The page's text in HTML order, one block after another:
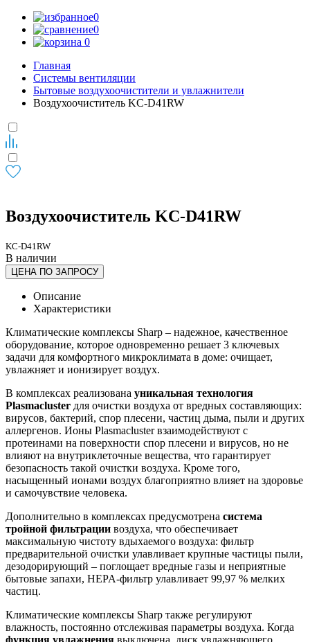
0
0
0
Главная
Системы вентиляции
Бытовые воздухоочистители и увлажнители
Воздухоочиститель KC-D41RW
Воздухоочиститель KC-D41RW
KC-D41RW
В наличии
ЦЕНА ПО ЗАПРОСУ
Описание
Характеристики
Климатические комплексы Sharp – надежное, качественное
оборудование, которое одновременно решает 3 ключевых
задачи для комфортного микроклимата в доме: очищает,
увлажняет и ионизирует воздух.
В комплексах реализована уникальная технология
Plasmacluster для очистки воздуха от вредных составляющих:
вирусов, бактерий, спор плесени, частиц дыма, пыли и других
аллергенов. Ионы Plasmacluster взаимодействуют с
протеинами на поверхности спор плесени и вирусов, но не
влияют на внутриклеточные вещества, что гарантирует
безопасность такой очистки воздуха. Кроме того,
насыщенный ионами воздух благоприятно влияет на здоровье
и самочувствие человека.
Дополнительно в комплексах предусмотрена система
тройной фильтрации воздуха, что обеспечивает
максимальную чистоту вдыхаемого воздуха: фильтр
предварительной очистки улавливает крупные частицы пыли,
дезодорирующий – поглощает вредные газы и неприятные
бытовые запахи, HEPA-фильтр улавливает 99,97 % мелких
частиц.
Климатические комплексы Sharp также регулируют
влажность, постоянно отслеживая параметры воздуха. Когда
функция увлажнения выключена, диск увлажняющего